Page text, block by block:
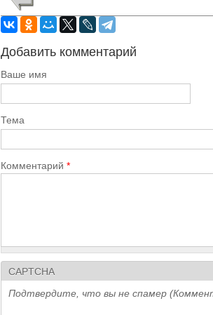
Добавить комментарий
Ваше имя
Тема
Комментарий*
CAPTCHA
Подтвердите, что вы не спамер